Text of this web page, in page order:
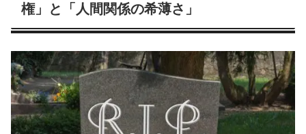
権」と「人間関係の希薄さ」